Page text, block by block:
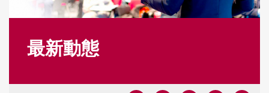
最新動態